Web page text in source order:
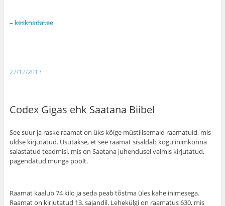
– kesknadal.ee
22/12/2013
Codex Gigas ehk Saatana Biibel
See suur ja raske raamat on üks kõige müstilisemaid raamatuid, mis
üldse kirjutatud. Usutakse, et see raamat sisaldab kogu inimkonna
salastatud teadmisi, mis on Saatana juhendusel valmis kirjutatud,
pagendatud munga poolt.
Raamat kaalub 74 kilo ja seda peab tõstma üles kahe inimesega.
Raamat on kirjutatud 13. sajandil. Lehekülgi on raamatus 630, mis